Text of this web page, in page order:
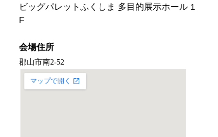
ビッグパレットふくしま 多目的展示ホール 1
F
会場住所